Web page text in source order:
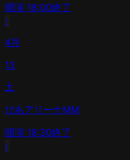
開演 18:00終了
›
4月
13
土
ぴあアリーナMM
開演 18:30終了
›